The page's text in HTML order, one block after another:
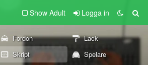
Show Adult Logga in
Fordon
Lack
Skript
Spelare